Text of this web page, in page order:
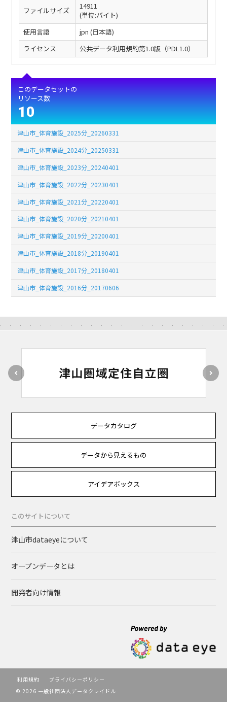
ファイルサイズ
14911
(単位:バイト)
使用言語
jpn (日本語)
ライセンス
公共データ利用規約第1.0版（PDL1.0）
このデータセットの
リソース数
10
津山市_体育施設_2025分_20260331
津山市_体育施設_2024分_20250331
津山市_体育施設_2023分_20240401
津山市_体育施設_2022分_20230401
津山市_体育施設_2021分_20220401
津山市_体育施設_2020分_20210401
津山市_体育施設_2019分_20200401
津山市_体育施設_2018分_20190401
津山市_体育施設_2017分_20180401
津山市_体育施設_2016分_20170606
データカタログ
データから見えるもの
アイデアボックス
このサイトについて
津山市dataeyeについて
オープンデータとは
開発者向け情報
利用規約
プライバシーポリシー
© 2026 一般社団法人データクレイドル